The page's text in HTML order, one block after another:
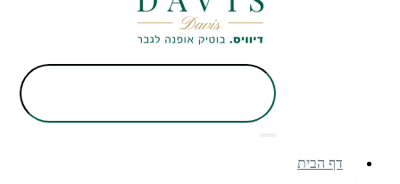
דף הבית